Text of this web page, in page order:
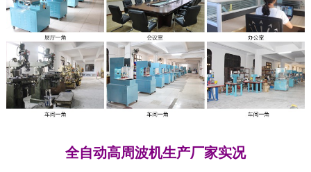
全自动高周波机生产厂家实况